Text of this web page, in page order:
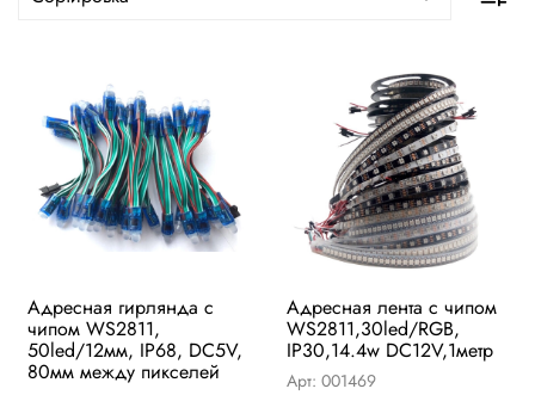
Адресная гирлянда с
чипом WS2811,
50led/12мм, IP68, DC5V,
80мм между пикселей
Адресная лента с чипом
WS2811,30led/RGB,
IP30,14.4w DC12V,1метр
Арт: 001469